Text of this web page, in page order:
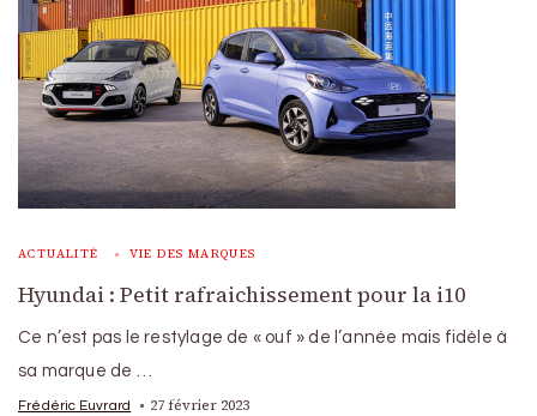
ACTUALITÉ VIE DES MARQUES
Hyundai : Petit rafraichissement pour la i10
Ce n’est pas le restylage de « ouf » de l’année mais fidèle à
sa marque de …
Frédéric Euvrard 27 février 2023